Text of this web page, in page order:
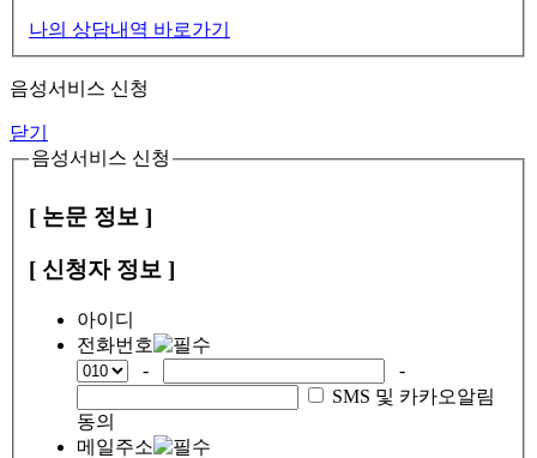
나의 상담내역 바로가기
음성서비스 신청
닫기
음성서비스 신청
[ 논문 정보 ]
[ 신청자 정보 ]
아이디
전화번호
-
-
SMS 및 카카오알림
동의
메일주소